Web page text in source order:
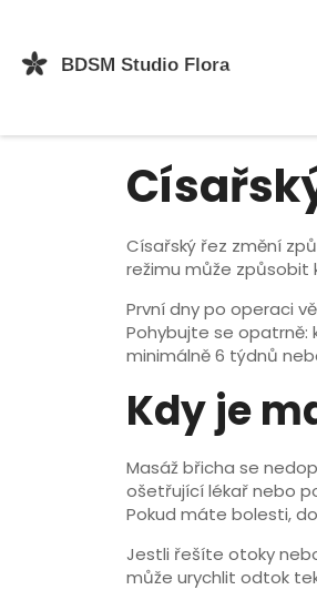
Císařský řez změní
režimu může způsobit
První dny po operaci
Pohybujte se opatrně:
minimálně 6 týdnů
Kdy je
Masáž břicha se
ošetřující lékař nebo
Pokud máte bolesti,
Jestli řešíte otoky
může urychlit odtok